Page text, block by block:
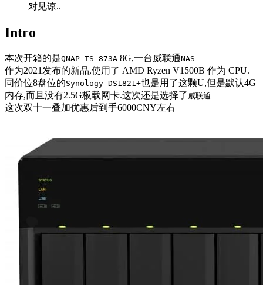
对见谅..
Intro
本次开箱的是QNAP TS-873A 8G,一台威联通NAS
作为2021发布的新品,使用了 AMD Ryzen V1500B 作为 CPU.
同价位8盘位的Synology DS1821+也是用了这颗U,但是默认4G
内存,而且没有2.5G板载网卡.这次还是选择了 威联通
这次双十一叠加优惠后到手6000CNY左右